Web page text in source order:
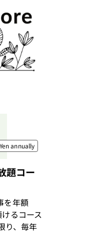
annually
題コー
を年額
るコース
り、毎年